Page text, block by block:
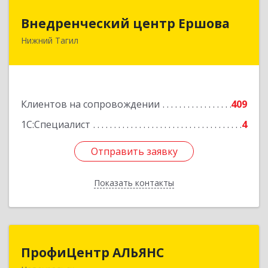
Внедренческий центр Ершова
Нижний Тагил
Клиентов на сопровождении
409
1С:Специалист
4
Отправить заявку
Показать контакты
Внедренческий центр Ершова
622030, Свердловская обл, Нижний Тагил г,
Отправить заявку
Назад
ПрофиЦентр АЛЬЯНС